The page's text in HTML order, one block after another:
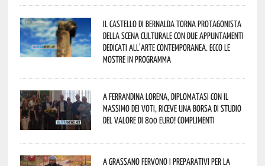
Il Castello di Bernalda torna protagonista
della scena culturale con due appuntamenti
dedicati all’arte contemporanea. Ecco le
mostre in programma
A Ferrandina Lorena, diplomatasi con il
massimo dei voti, riceve una borsa di studio
del valore di 800 euro! Complimenti
A Grassano fervono i preparativi per la